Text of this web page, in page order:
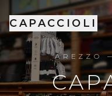
CAPACCIOLI
AREZZO